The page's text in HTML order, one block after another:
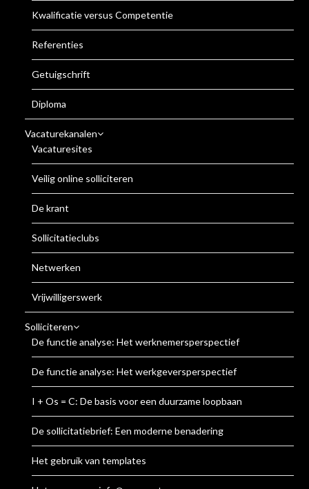
Kwalificatie versus Competentie
Referenties
Getuigschrift
Diploma
Vacaturekanalen
Vacaturesites
Veilig online solliciteren
De krant
Sollicitatieclubs
Netwerken
Vrijwilligerswerk
Solliciteren
De functie analyse: Het werknemersperspectief
De functie analyse: Het werkgeversperspectief
I + Os = C: De basis voor een duurzame loopbaan
De sollicitatiebrief: Een moderne benadering
Het gebruik van templates